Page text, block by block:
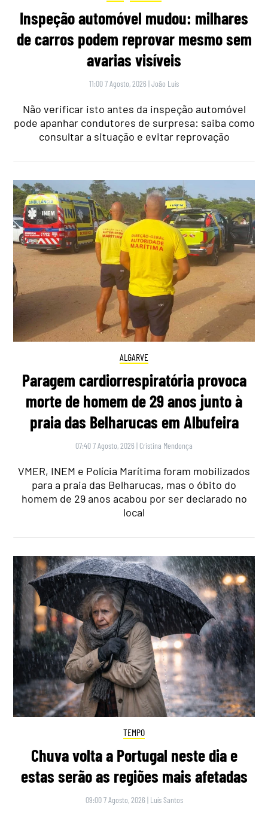
Inspeção automóvel mudou: milhares
de carros podem reprovar mesmo sem
avarias visíveis
11:00 7 Agosto, 2026 |João Luís
Não verificar isto antes da inspeção automóvel
pode apanhar condutores de surpresa: saiba como
consultar a situação e evitar reprovação
ALGARVE
Paragem cardiorrespiratória provoca
morte de homem de 29 anos junto à
praia das Belharucas em Albufeira
07:40 7 Agosto, 2026 | Cristina Mendonça
VMER, INEM e Polícia Marítima foram mobilizados
para a praia das Belharucas, mas o óbito do
homem de 29 anos acabou por ser declarado no
local
TEMPO
Chuva volta a Portugal neste dia e
estas serão as regiões mais afetadas
09:00 7 Agosto, 2026 | Luís Santos